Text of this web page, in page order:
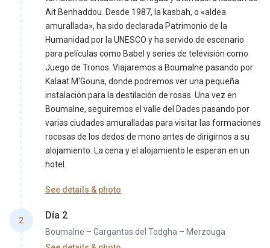
Ait Benhaddou. Desde 1987, la kasbah, o «aldea
amurallada», ha sido declarada Patrimonio de la
Humanidad por la UNESCO y ha servido de escenario
para películas como Babel y series de televisión como
Juego de Tronos. Viajaremos a Boumalne pasando por
Kalaat M'Gouna, donde podremos ver una pequeña
instalación para la destilación de rosas. Una vez en
Boumalne, seguiremos el valle del Dades pasando por
varias ciudades amuralladas para visitar las formaciones
rocosas de los dedos de mono antes de dirigirnos a su
alojamiento. La cena y el alojamiento le esperan en un
hotel.
See details & photo
2 Día 2
Boumalne – Gargantas del Todgha – Merzouga